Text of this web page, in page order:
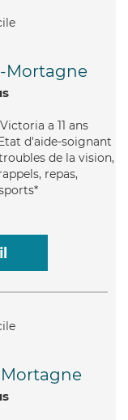
Mortagne
a 11 ans
d'aide-soignant
de la vision,
repas,